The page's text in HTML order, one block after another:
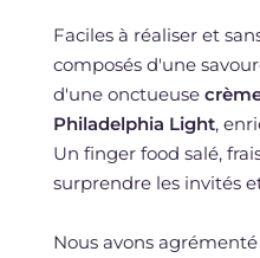
Faciles à réaliser et
composés d'une
d'une onctueuse
Philadelphia Light,
Un finger food salé,
surprendre les invités
Nous avons